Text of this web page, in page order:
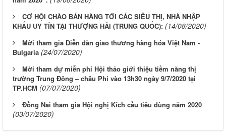
CƠ HỘI CHÀO BÁN HÀNG TỚI CÁC SIÊU THỊ, NHÀ NHẬP
KHẨU UY TÍN TẠI THƯỢNG HẢI (TRUNG QUỐC): (14/08/2020)
Mời tham gia Diễn đàn giao thương hàng hóa Việt Nam -
Bulgaria (24/07/2020)
Mời tham dự miễn phí Hội thảo giới thiệu tiềm năng thị
trường Trung Đông – châu Phi vào 13h30 ngày 9/7/2020 tại
TP.HCM (07/07/2020)
Đồng Nai tham gia Hội nghị Kích cầu tiêu dùng năm 2020
(03/07/2020)